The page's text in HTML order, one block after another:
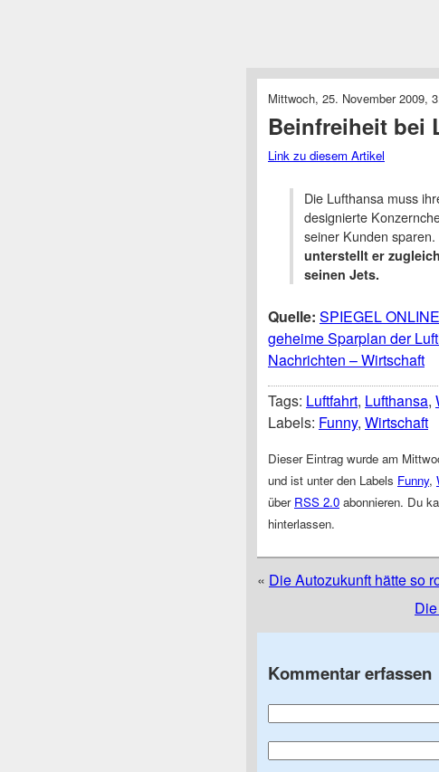
Mittwoch, 25. November 2009,
Beinfreiheit bei
Link zu diesem Artikel
Die Lufthansa muss
designierte
seiner Kunden sparen.
unterstellt er
seinen Jets.
Quelle: SPIEGEL
geheime Sparplan der
Nachrichten – Wirtschaft
Tags: Luftfahrt, Lufthansa,
Labels: Funny, Wirtschaft
Dieser Eintrag wurde am
und ist unter den Labels Funny,
über RSS 2.0 abonnieren. Du
hinterlassen.
« Die Autozukunft hätte so
Kommentar erfassen